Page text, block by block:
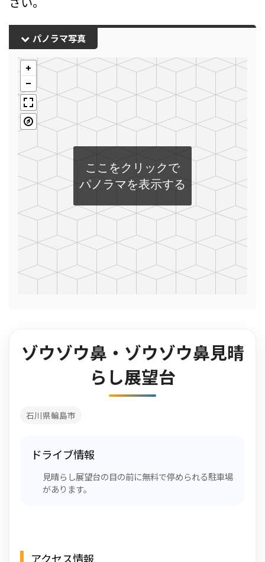
パノラマ写真
ゾウゾウ鼻・ゾウゾウ鼻見晴
らし展望台
石川県輪島市
ドライブ情報
見晴らし展望台の目の前に無料で停められる駐車場
があります。
アクセス情報